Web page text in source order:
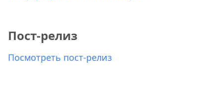
Пост-релиз
Посмотреть пост-релиз